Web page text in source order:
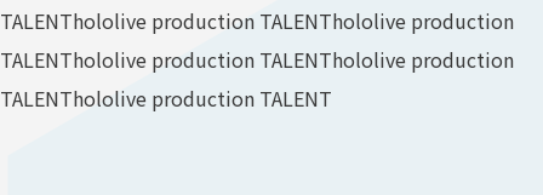
TALENThololive production TALENThololive production
TALENThololive production TALENThololive production
TALENThololive production TALENT